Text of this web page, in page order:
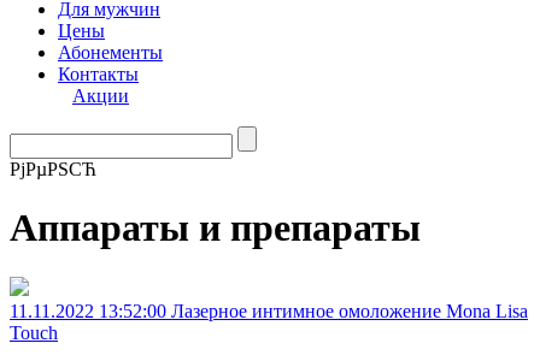
Для мужчин
Цены
Абонементы
Контакты
Акции
РјРµРЅСЋ
Аппараты и препараты
11.11.2022 13:52:00 Лазерное интимное омоложение Mona Lisa
Touch